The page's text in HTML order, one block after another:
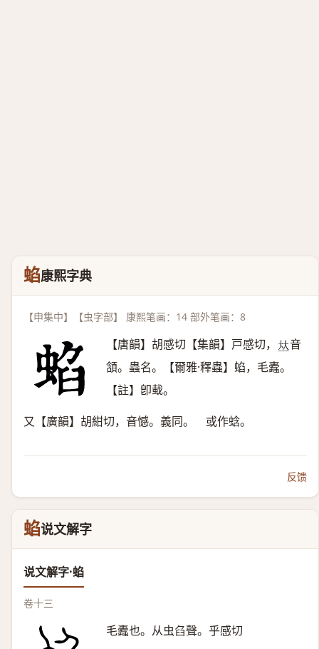
蜭康熙字典
【申集中】【虫字部】 康熙笔画：14 部外笔画：8
【唐韻】胡感切【集韻】戸感切， 𠀤音
頷。蟲名。【爾雅·釋蟲】蜭，毛蠹。
【註】卽蛓。
又【廣韻】胡紺切，音憾。義同。 或作蛿。
反馈
蜭说文解字
说文解字·蜭
卷十三
毛蠹也。从虫臽聲。乎感切